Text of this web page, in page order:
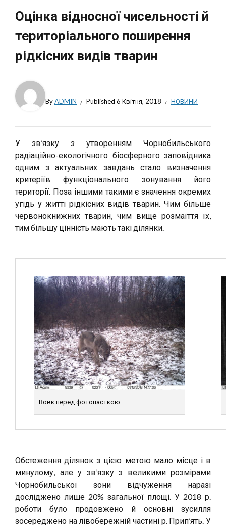
Оцінка відносної чисельності й
територіального поширення
рідкісних видів тварин
ByADMIN Published 6 Квітня, 2018 НОВИНИ
У зв’язку з утворенням Чорнобильського
радіаційно-екологічного біосферного заповідника
одним з актуальних завдань стало визначення
критеріїв функціонального зонування його
території. Поза іншими такими є значення окремих
угідь у житті рідкісних видів тварин. Чим більше
червонокнижних тварин, чим вище розмаїття їх,
тим більшу цінність мають такі ділянки.
Вовк перед фотопасткою
Обстеження ділянок з цією метою мало місце і в
минулому, але у зв’язку з великими розмірами
Чорнобильської зони відчуження наразі
досліджено лише 20% загальної площі. У 2018 р.
роботи було продовжено й основні зусилля
зосереджено на лівобережній частині р. Прип’ять. У